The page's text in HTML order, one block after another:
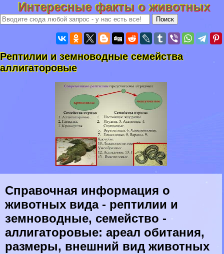
Интересные факты о животных
Рептилии и земноводные семейства
аллигаторовые
Справочная информация о
животных вида - рептилии и
земноводные, семейство -
аллигаторовые: ареал обитания,
размеры, внешний вид животных